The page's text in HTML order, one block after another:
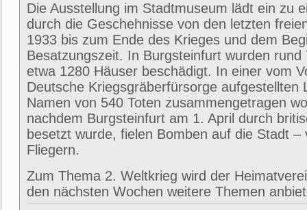
Die Ausstellung im Stadtmuseum lädt ein zu
durch die Geschehnisse von den letzten
1933 bis zum Ende des Krieges und dem
Besatzungszeit. In Burgsteinfurt wurden rund
etwa 1280 Häuser beschädigt. In einer vom
Deutsche Kriegsgräberfürsorge aufgestellten
Namen von 540 Toten zusammengetragen
nachdem Burgsteinfurt am 1. April durch
besetzt wurde, fielen Bomben auf die Stadt –
Fliegern.
Zum Thema 2. Weltkrieg wird der
den nächsten Wochen weitere Themen